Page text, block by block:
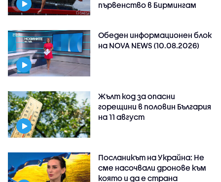
първенство в Бирмингам
Обеден информационен блок
на NOVA NEWS (10.08.2026)
Жълт код за опасни
горещини в половин България
на 11 август
Посланикът на Украйна: Не
сме насочвали дронове към
която и да е страна